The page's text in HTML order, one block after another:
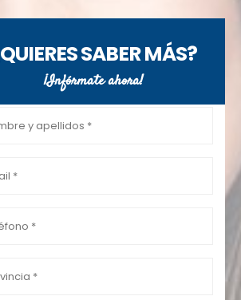
SABER MÁS?
¡Infórmate ahora!
favor, deja este campo vacío.